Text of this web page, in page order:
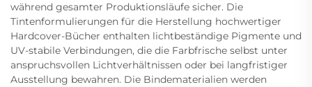
während gesamter Produktionsläufe sicher. Die
Tintenformulierungen für die Herstellung hochwertiger
Hardcover-Bücher enthalten lichtbeständige Pigmente und
UV-stabile Verbindungen, die die Farbfrische selbst unter
anspruchsvollen Lichtverhältnissen oder bei langfristiger
Ausstellung bewahren. Die Bindematerialien werden